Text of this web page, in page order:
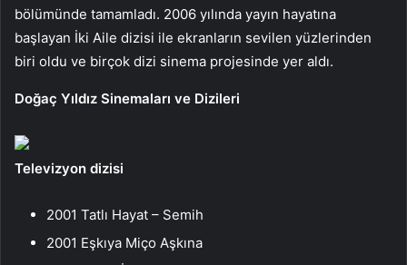
bölümünde tamamladı. 2006 yılında yayın hayatına
başlayan İki Aile dizisi ile ekranların sevilen yüzlerinden
biri oldu ve birçok dizi sinema projesinde yer aldı.
Doğaç Yıldız Sinemaları ve Dizileri
Televizyon dizisi
2001 Tatlı Hayat – Semih
2001 Eşkıya Miço Aşkına